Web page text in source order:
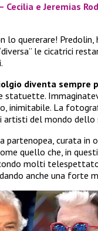
– Cecilia e Jeremias
lo quererare! Predolin,
le cicatrici
diventa sempre
statuette.
inimitabile. La
artisti del mondo dello
curata in
quello che, in
molti
anche una forte